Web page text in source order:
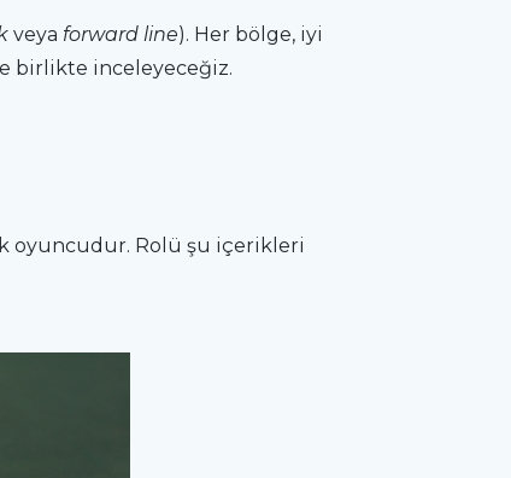
veya forward line). Her bölge, iyi
birlikte inceleyeceğiz.
oyuncudur. Rolü şu içerikleri